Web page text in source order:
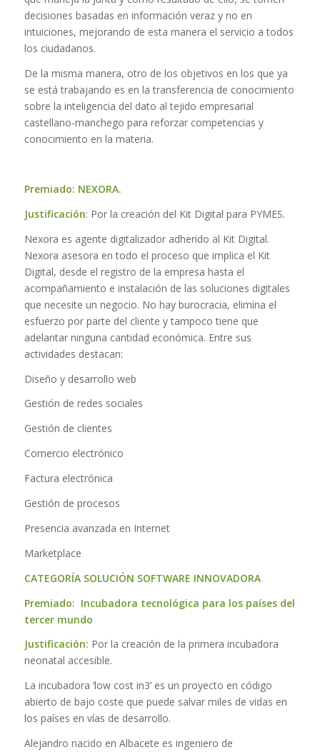
decisiones basadas en información veraz y no en
intuiciones, mejorando de esta manera el servicio a todos
los ciudadanos.
De la misma manera, otro de los objetivos en los que ya
se está trabajando es en la transferencia de conocimiento
sobre la inteligencia del dato al tejido empresarial
castellano-manchego para reforzar competencias y
conocimiento en la materia.
Premiado: NEXORA.
Justificación: Por la creación del Kit Digital para PYMES.
Nexora es agente digitalizador adherido al Kit Digital.
Nexora asesora en todo el proceso que implica el Kit
Digital, desde el registro de la empresa hasta el
acompañamiento e instalación de las soluciones digitales
que necesite un negocio. No hay burocracia, elimina el
esfuerzo por parte del cliente y tampoco tiene que
adelantar ninguna cantidad económica. Entre sus
actividades destacan:
Diseño y desarrollo web
Gestión de redes sociales
Gestión de clientes
Comercio electrónico
Factura electrónica
Gestión de procesos
Presencia avanzada en Internet
Marketplace
CATEGORÍA SOLUCIÓN SOFTWARE INNOVADORA
Premiado: Incubadora tecnológica para los países del
tercer mundo
Justificación: Por la creación de la primera incubadora
neonatal accesible.
La incubadora ‘low cost in3’ es un proyecto en código
abierto de bajo coste que puede salvar miles de vidas en
los países en vías de desarrollo.
Alejandro nacido en Albacete es ingeniero de